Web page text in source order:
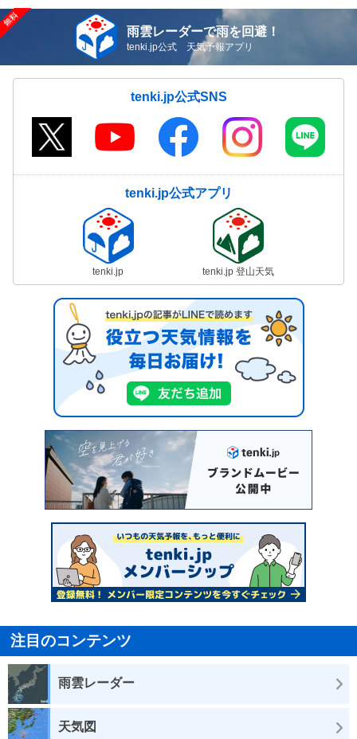
雨雲レーダーで雨を回避！
tenki.jp公式 天気予報アプリ
tenki.jp公式SNS
tenki.jp公式アプリ
tenki.jp tenki.jp 登山天気
注目のコンテンツ
雨雲レーダー
天気図